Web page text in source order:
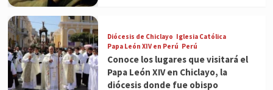
Diócesis de Chiclayo Iglesia Católica
Papa León XIV en Perú Perú
Conoce los lugares que visitará el
Papa León XIV en Chiclayo, la
diócesis donde fue obispo